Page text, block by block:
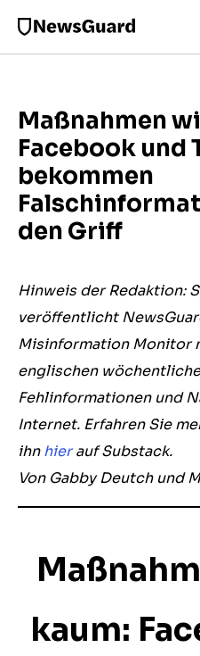
Maßnahmen
Facebook und
bekommen
den Griff
Hinweis der Redaktion:
veröffentlicht
Misinformation Monitor
englischen
Fehlinformationen und
Internet. Erfahren Sie
ihnhierauf Substack.
Von Gabby Deutch und
kaum: